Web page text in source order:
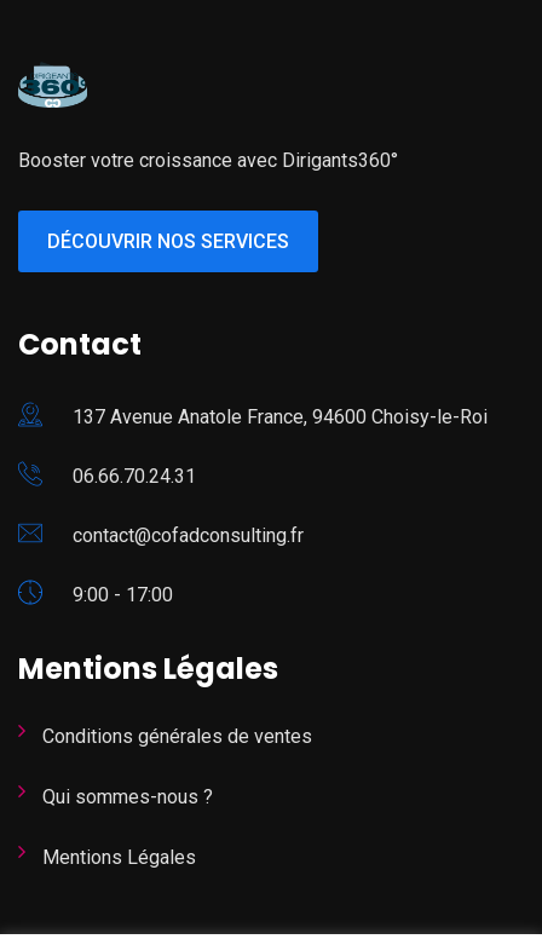
Booster votre croissance avec Dirigants360°
DÉCOUVRIR NOS SERVICES
Contact
137 Avenue Anatole France, 94600 Choisy-le-Roi
06.66.70.24.31
contact@cofadconsulting.fr
9:00 - 17:00
Mentions Légales
Conditions générales de ventes
Qui sommes-nous ?
Mentions Légales